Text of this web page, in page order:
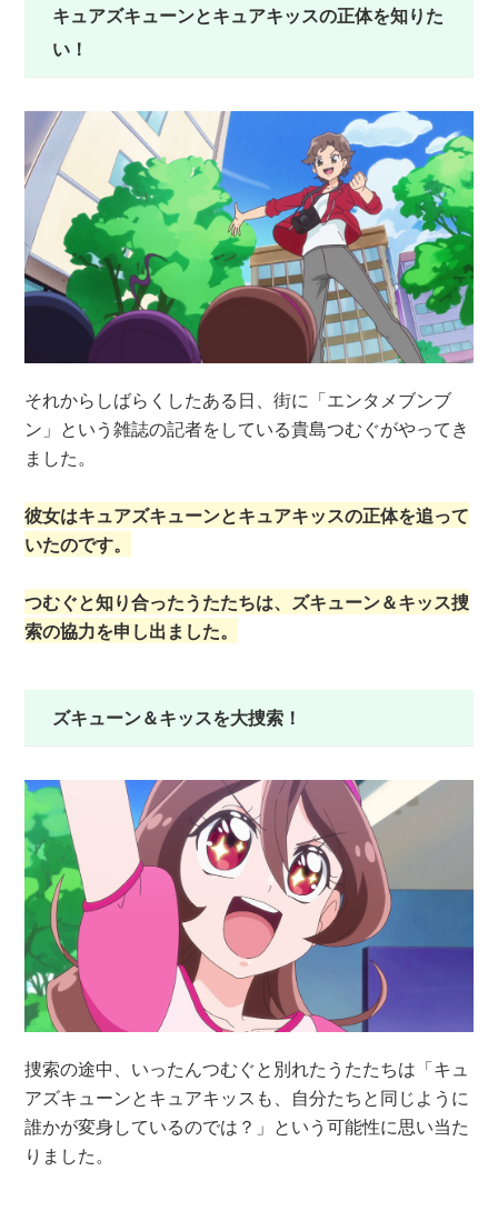
キュアズキューンとキュアキッスの正体を知りた
い！
それからしばらくしたある日、街に「エンタメブンブ
ン」という雑誌の記者をしている貴島つむぐがやってき
ました。
彼女はキュアズキューンとキュアキッスの正体を追って
いたのです。
つむぐと知り合ったうたたちは、ズキューン＆キッス捜
索の協力を申し出ました。
ズキューン＆キッスを大捜索！
捜索の途中、いったんつむぐと別れたうたたちは「キュ
アズキューンとキュアキッスも、自分たちと同じように
誰かが変身しているのでは？」という可能性に思い当た
りました。